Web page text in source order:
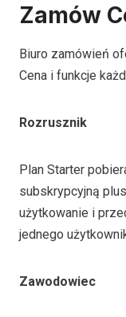
Zamów
Biuro zamówień
Cena i funkcje
Rozrusznik
Plan Starter
subskrypcyjną
użytkowanie i
jednego
Zawodowiec